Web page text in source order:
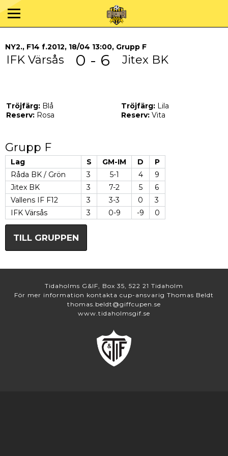
NY2., F14 f.2012, 18/04 13:00, Grupp F
IFK Värsås 0 - 6 Jitex BK
Tröjfärg: Blå
Reserv: Rosa
Tröjfärg: Lila
Reserv: Vita
Grupp F
Lag S GM-IM D
P
Råda BK / Grön
3 5-1 4
9
Jitex BK
3 7-2 5
6
Vallens IF F12
3 3-3 0
3
IFK Värsås
3 0-9 -9 0
TILL GRUPPEN
Tidaholms G&IF, Box 35, 522 21 Tidaholm
För mer information kontakta cup-ansvarig Thomas Beldt
thomas.beldt@giffcupen.se
www.tidaholmsgif.se